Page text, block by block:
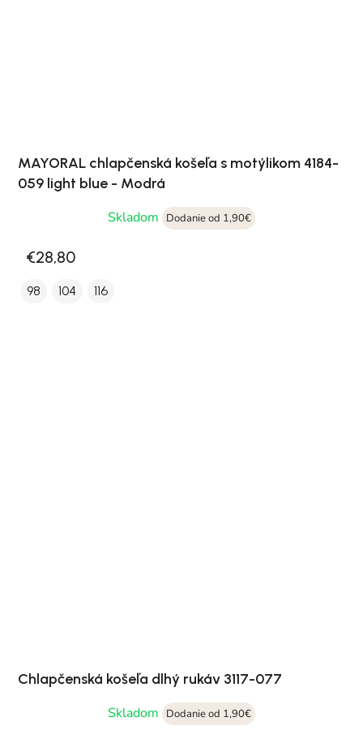
MAYORAL chlapčenská košeľa s motýlikom 4184-
059 light blue - Modrá
Skladom
Dodanie od 1,90€
€28,80
98 104 116
Chlapčenská košeľa dlhý rukáv 3117-077
Skladom
Dodanie od 1,90€